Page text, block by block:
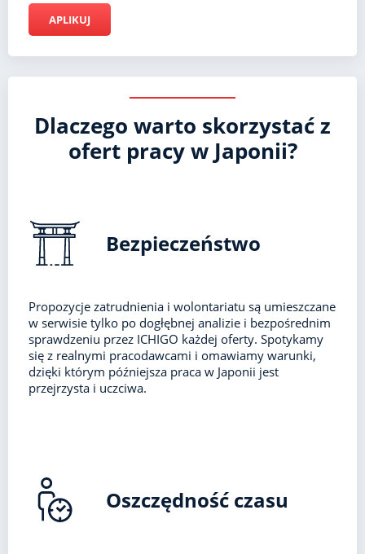
APLIKUJ
Dlaczego warto skorzystać z
ofert pracy w Japonii?
Bezpieczeństwo
Propozycje zatrudnienia i wolontariatu są umieszczane
w serwisie tylko po dogłębnej analizie i bezpośrednim
sprawdzeniu przez ICHIGO każdej oferty. Spotykamy
się z realnymi pracodawcami i omawiamy warunki,
dzięki którym późniejsza praca w Japonii jest
przejrzysta i uczciwa.
Oszczędność czasu